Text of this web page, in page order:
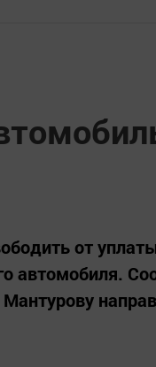
от
автомобиля.